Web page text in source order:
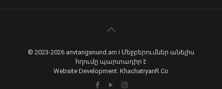
© 2023-2026 anvtangsnund.am I Մեջբերումներ անելիս
հղումը պարտադիր է
Website Development: KhachatryanR.Co